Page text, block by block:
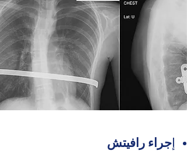
جراء رافيتش